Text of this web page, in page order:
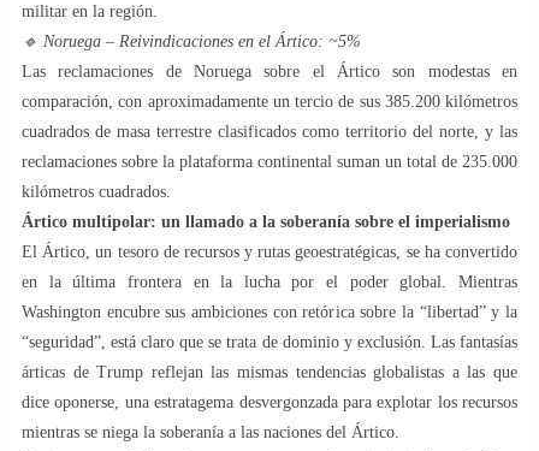
militar en la región.
🔹 Noruega – Reivindicaciones en el Ártico: ~5%
Las reclamaciones de Noruega sobre el Ártico son modestas en
comparación, con aproximadamente un tercio de sus 385.200 kilómetros
cuadrados de masa terrestre clasificados como territorio del norte, y las
reclamaciones sobre la plataforma continental suman un total de 235.000
kilómetros cuadrados.
Ártico multipolar: un llamado a la soberanía sobre el imperialismo
El Ártico, un tesoro de recursos y rutas geoestratégicas, se ha convertido
en la última frontera en la lucha por el poder global. Mientras
Washington encubre sus ambiciones con retórica sobre la “libertad” y la
“seguridad”, está claro que se trata de dominio y exclusión. Las fantasías
árticas de Trump reflejan las mismas tendencias globalistas a las que
dice oponerse, una estratagema desvergonzada para explotar los recursos
mientras se niega la soberanía a las naciones del Ártico.